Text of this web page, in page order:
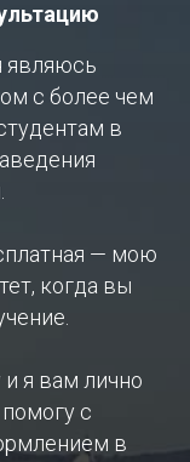
являюсь
с более чем
в
— мою
когда вы
я вам лично
с
в